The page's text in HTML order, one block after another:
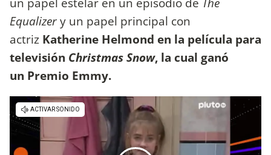
Equalizery un papel principal con
actriz Katherine Helmond en la película para
televisión Christmas Snow, la cual ganó
un Premio Emmy.